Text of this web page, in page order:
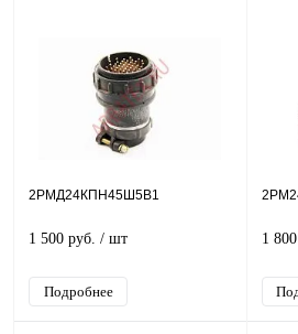
2РМД24КПН45Ш5В1
1 500 руб. / шт
Подробнее
1